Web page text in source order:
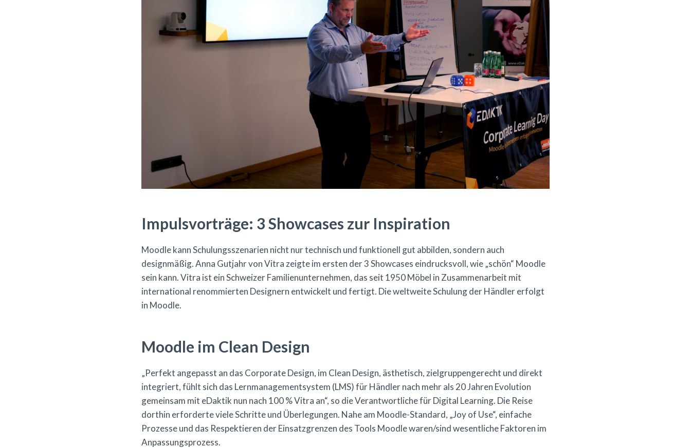
Impulsvorträge: 3 Showcases zur Inspiration
Moodle kann Schulungsszenarien nicht nur technisch und funktionell gut abbilden, sondern auch
designmäßig. Anna Gutjahr von Vitra zeigte im ersten der 3 Showcases eindrucksvoll, wie „schön“ Moodle
sein kann. Vitra ist ein Schweizer Familienunternehmen, das seit 1950 Möbel in Zusammenarbeit mit
international renommierten Designern entwickelt und fertigt. Die weltweite Schulung der Händler erfolgt
in Moodle.
Moodle im Clean Design
„Perfekt angepasst an das Corporate Design, im Clean Design, ästhetisch, zielgruppengerecht und direkt
integriert, fühlt sich das Lernmanagementsystem (LMS) für Händler nach mehr als 20 Jahren Evolution
gemeinsam mit eDaktik nun nach 100 % Vitra an“, so die Verantwortliche für Digital Learning. Die Reise
dorthin erforderte viele Schritte und Überlegungen. Nahe am Moodle-Standard, „Joy of Use“, einfache
Prozesse und das Respektieren der Einsatzgrenzen des Tools Moodle waren/sind wesentliche Faktoren im
Anpassungsprozess.